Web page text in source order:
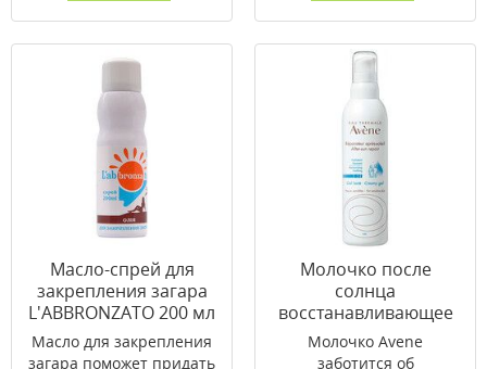
Масло-спрей для
закрепления загара
L'ABBRONZATO 200 мл
Масло для закрепления
загара поможет придать
Молочко после
солнца
восстанавливающее
Avene для лица и тела
200 мл
Молочко Avene
заботится об